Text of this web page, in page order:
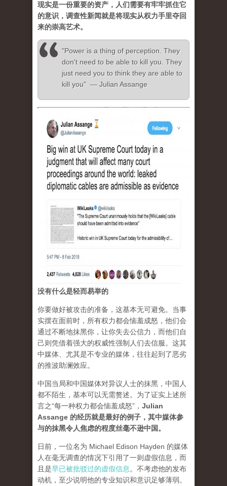
现实是一份重要的资产，人们需要有牢牢抓住它
的意识，调查性新闻就是将现实从权力手里夺回
来的崇高艺术。
"Power is a thing of perception. They
don't need to be able to kill you. They
just need you to think they are able to
kill you" — Julian Assange
没有什么是轻而易举的
你要做好被攻击的准备，这基本无可避免。当事
实摆在面前时，所有权力都会恼羞成怒，他们会
通过不断地抹黑你，让你失去公信力，而他们自
己则凭借着强大的权威性强制人们去信服。这其
中媒体、尤其是不专业的媒体，往往起到了恶劣
的推波助澜效应。
中国当局和中国媒体对异议人士的抹黑，中国人
都不陌生，基本可以无需赘述。为了证实上述所
言之“每一种权力都会恼羞成怒”， Julian
Assange 的经历就是最好的例子，其中媒体参
与的抹黑令人焦虑的程度丝毫不逊中国。
日前，一位名为 Michael Edison Hayden 的媒体
人在毫无调查的情况下引用了一则虚假信息，而
且是早已被批驳过的虚假信息 。不考虑他的发布
动机，至少说明他的专业知识和意识足够薄弱。